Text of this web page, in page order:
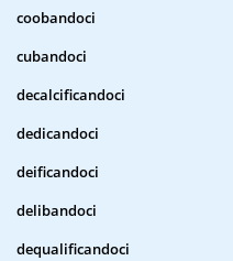
coobandoci
cubandoci
decalcificandoci
dedicandoci
deificandoci
delibandoci
dequalificandoci